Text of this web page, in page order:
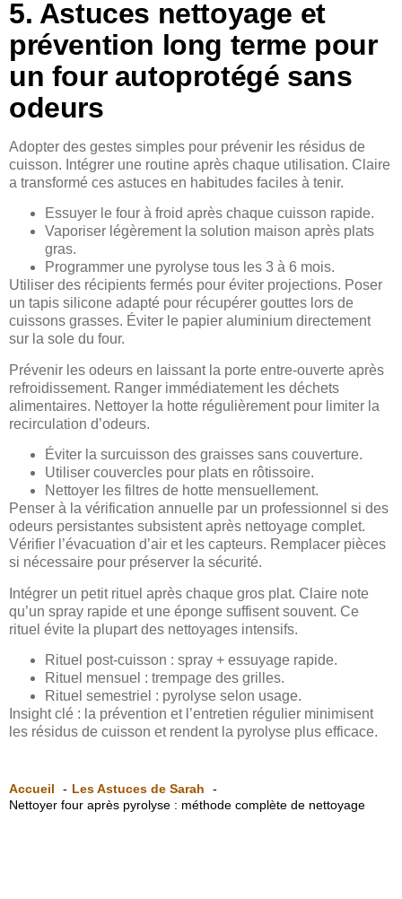
5. Astuces nettoyage et
prévention long terme pour
un four autoprotégé sans
odeurs
Adopter des gestes simples pour prévenir les résidus de
cuisson. Intégrer une routine après chaque utilisation. Claire
a transformé ces astuces en habitudes faciles à tenir.
Essuyer le four à froid après chaque cuisson rapide.
Vaporiser légèrement la solution maison après plats
gras.
Programmer une pyrolyse tous les 3 à 6 mois.
Utiliser des récipients fermés pour éviter projections. Poser
un tapis silicone adapté pour récupérer gouttes lors de
cuissons grasses. Éviter le papier aluminium directement
sur la sole du four.
Prévenir les odeurs en laissant la porte entre-ouverte après
refroidissement. Ranger immédiatement les déchets
alimentaires. Nettoyer la hotte régulièrement pour limiter la
recirculation d’odeurs.
Éviter la surcuisson des graisses sans couverture.
Utiliser couvercles pour plats en rôtissoire.
Nettoyer les filtres de hotte mensuellement.
Penser à la vérification annuelle par un professionnel si des
odeurs persistantes subsistent après nettoyage complet.
Vérifier l’évacuation d’air et les capteurs. Remplacer pièces
si nécessaire pour préserver la sécurité.
Intégrer un petit rituel après chaque gros plat. Claire note
qu’un spray rapide et une éponge suffisent souvent. Ce
rituel évite la plupart des nettoyages intensifs.
Rituel post-cuisson : spray + essuyage rapide.
Rituel mensuel : trempage des grilles.
Rituel semestriel : pyrolyse selon usage.
Insight clé : la prévention et l’entretien régulier minimisent
les résidus de cuisson et rendent la pyrolyse plus efficace.
Accueil
Les Astuces de Sarah
Nettoyer four après pyrolyse : méthode complète de nettoyage